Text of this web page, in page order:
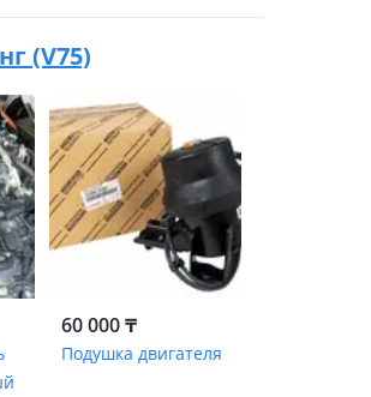
(V75)
60 000 ₸
Подушка двигателя